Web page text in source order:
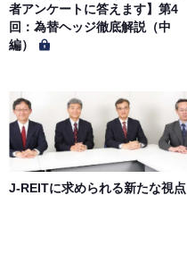
者アンケートに答えます】第4
回：為替ヘッジ徹底解説（中
編）
J-REITに求められる新たな視点